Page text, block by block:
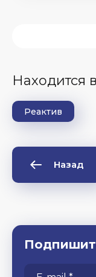
Находится
Реактив
Назад